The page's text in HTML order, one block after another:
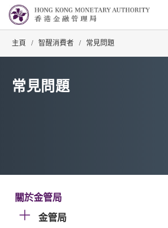
主頁 / 智醒消費者 / 常見問題
常見問題
關於金管局
金管局